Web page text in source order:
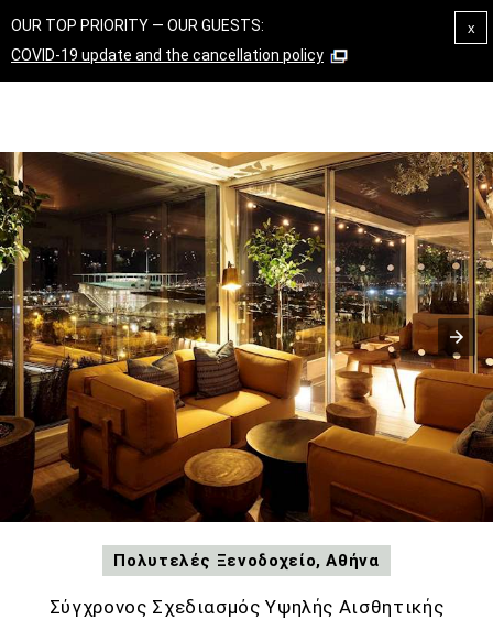
x
OUR TOP PRIORITY — OUR GUESTS:
COVID-19 update and the cancellation policy
ΑΡΧΙΚΗ ΔΩΜΑΤΙΑ & ΣΟΥΙΤΕΣ
Μαγευτική θέα
Πολυτελές Ξενοδοχείο, Αθήνα
Σύγχρονος Σχεδιασμός Υψηλής Αισθητικής